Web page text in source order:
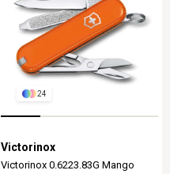
24
Victorinox
Victorinox 0.6223.83G Mango